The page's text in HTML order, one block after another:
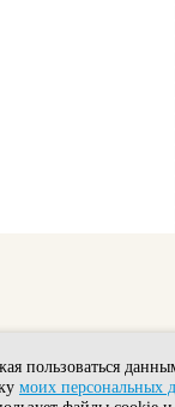
пользоваться
моих персональных